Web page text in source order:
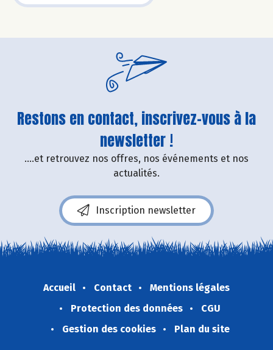
Restons en contact, inscrivez-vous à la
newsletter !
....et retrouvez nos offres, nos événements et nos
actualités.
Inscription newsletter
Accueil Contact
Mentions légales
Protection des données
CGU
Gestion des cookies
Plan du site